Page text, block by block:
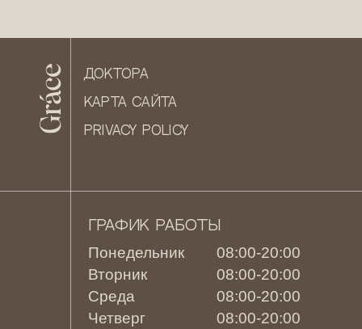
ДОКТОРА
КАРТА САЙТА
PRIVACY POLICY
ГРАФИК РАБОТЫ
Понедельник
08:00-20:00
Вторник
08:00-20:00
Среда
08:00-20:00
Четверг
08:00-20:00